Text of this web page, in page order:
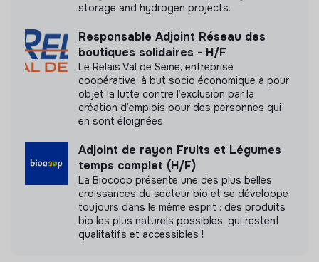
storage and hydrogen projects.
Responsable Adjoint Réseau des
boutiques solidaires - H/F
Le Relais Val de Seine, entreprise
coopérative, à but socio économique à pour
objet la lutte contre l’exclusion par la
création d’emplois pour des personnes qui
en sont éloignées.
Adjoint de rayon Fruits et Légumes
temps complet (H/F)
La Biocoop présente une des plus belles
croissances du secteur bio et se développe
toujours dans le même esprit : des produits
bio les plus naturels possibles, qui restent
qualitatifs et accessibles !